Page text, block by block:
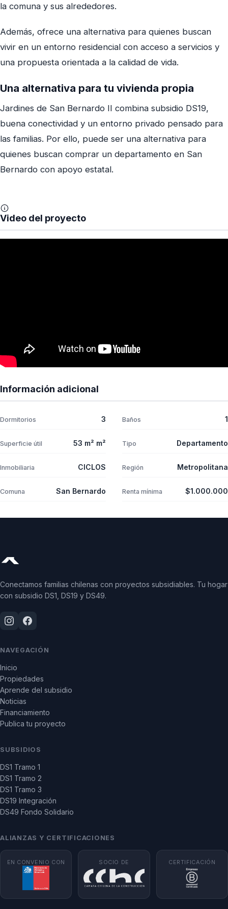
la comuna y sus alrededores.
Además, ofrece una alternativa para quienes buscan
vivir en un entorno residencial con acceso a servicios y
una propuesta orientada a la calidad de vida.
Una alternativa para tu vivienda propia
Jardines de San Bernardo II combina subsidio DS19,
buena conectividad y un entorno privado pensado para
las familias. Por ello, puede ser una alternativa para
quienes buscan comprar un departamento en San
Bernardo con apoyo estatal.
Video del proyecto
Información adicional
Dormitorios 3 Baños 1
Superficie útil 53 m² m² Tipo Departamento
Inmobiliaria CICLOS Región Metropolitana
Comuna San Bernardo Renta mínima $1.000.000
Conectamos familias chilenas con proyectos subsidiables. Tu hogar
con subsidio DS1, DS19 y DS49.
NAVEGACIÓN
Inicio
Propiedades
Aprende del subsidio
Noticias
Financiamiento
Publica tu proyecto
SUBSIDIOS
DS1 Tramo 1
DS1 Tramo 2
DS1 Tramo 3
DS19 Integración
DS49 Fondo Solidario
ALIANZAS Y CERTIFICACIONES
EN CONVENIO CON SOCIO DE CERTIFICACIÓN